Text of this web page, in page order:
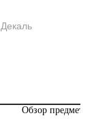
Декаль
Обзор предмета